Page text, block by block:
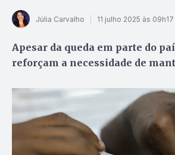
Júlia Carvalho 11 julho 2025 às 09h17
Apesar da queda em parte do
reforçam a necessidade de